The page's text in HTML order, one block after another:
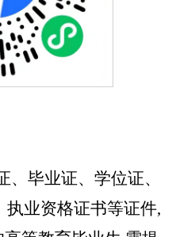
、毕业证、学位证、
业资格证书等证件,